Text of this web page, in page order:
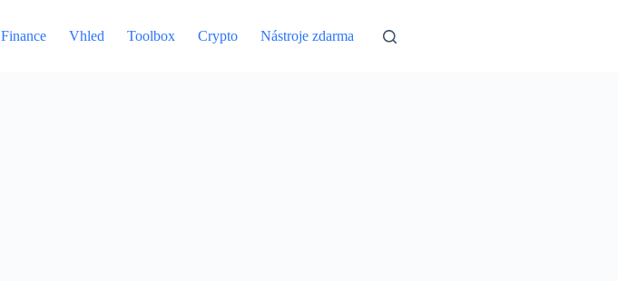
Finance Vhled Toolbox Crypto Nástroje zdarma